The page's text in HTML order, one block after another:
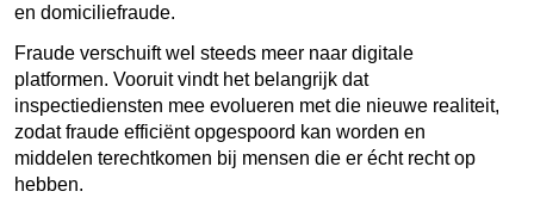
en domiciliefraude.
Fraude verschuift wel steeds meer naar digitale
platformen. Vooruit vindt het belangrijk dat
inspectiediensten mee evolueren met die nieuwe realiteit,
zodat fraude efficiënt opgespoord kan worden en
middelen terechtkomen bij mensen die er écht recht op
hebben.